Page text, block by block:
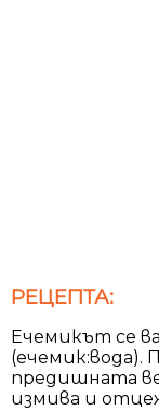
РЕЦЕПТА:
Ечемикът се
(ечемик:вода).
предишната
измива и